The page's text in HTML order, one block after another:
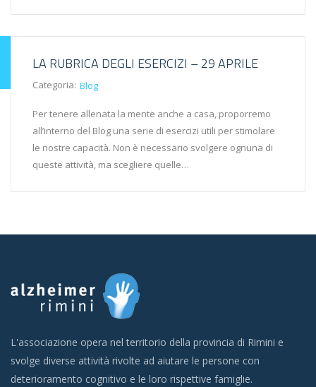
LA RUBRICA DEGLI ESERCIZI – 29 APRILE
Categoria: Blog
Per tenere allenata la mente anche a casa, proporremo
all’interno del Blog una serie di esercizi utili per stimolare
le nostre capacità. Non è necessario svolgere ognuna di
queste attività, ma scegliere quelle…
L'associazione opera nel territorio della provincia di Rimini e
svolge diverse attività rivolte ad aiutare le persone con
deterioramento cognitivo e le loro rispettive famiglie.